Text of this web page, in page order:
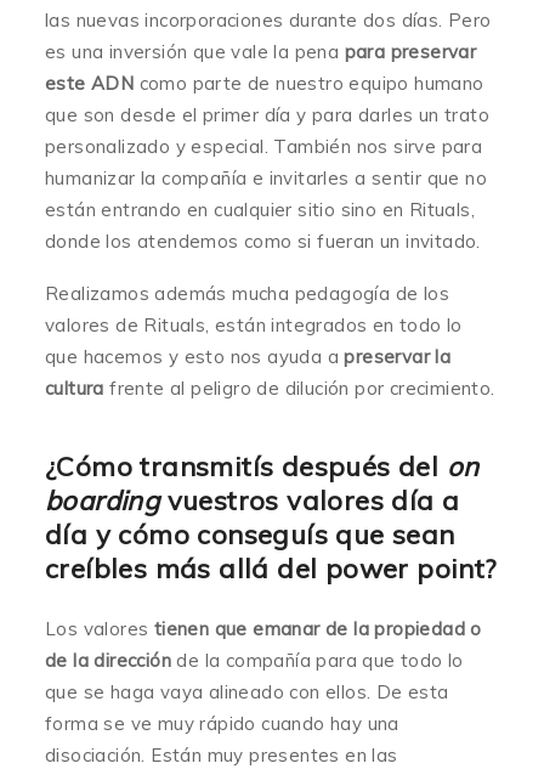
las nuevas incorporaciones durante dos días. Pero
es una inversión que vale la pena para preservar
este ADN como parte de nuestro equipo humano
que son desde el primer día y para darles un trato
personalizado y especial. También nos sirve para
humanizar la compañía e invitarles a sentir que no
están entrando en cualquier sitio sino en Rituals,
donde los atendemos como si fueran un invitado.
Realizamos además mucha pedagogía de los
valores de Rituals, están integrados en todo lo
que hacemos y esto nos ayuda apreservar la
cultura frente al peligro de dilución por crecimiento.
¿Cómo transmitís después del on
boardingvuestros valores día a
día y cómo conseguís que sean
creíbles más allá del power point?
Los valores tienen que emanar de la propiedad o
de la dirección de la compañía para que todo lo
que se haga vaya alineado con ellos. De esta
forma se ve muy rápido cuando hay una
disociación. Están muy presentes en las